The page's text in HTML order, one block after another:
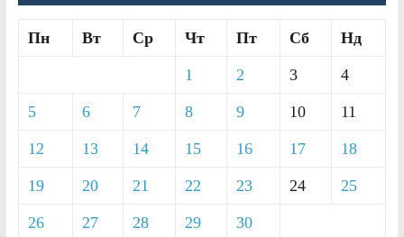
Пн Вт Ср Чт Пт Сб Нд
1 2 3 4
5 6 7 8 9 10 11
12 13 14 15 16 17 18
19 20 21 22 23 24 25
26 27 28 29 30